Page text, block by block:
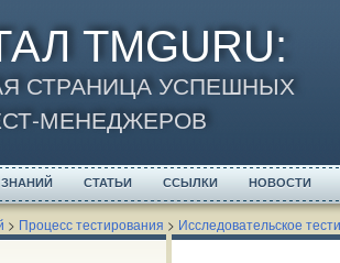
TMGURU:
СТРАНИЦА УСПЕШНЫХ
МЕНЕДЖЕРОВ
СТАТЬИ ССЫЛКИ НОВОСТИ
> Процесс тестирования > Исследовательское